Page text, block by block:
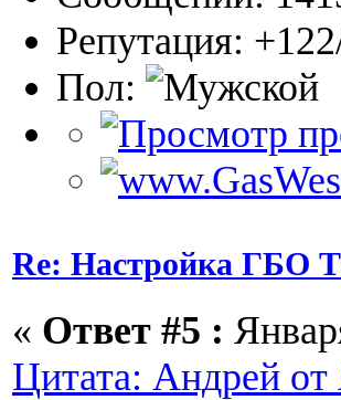
Репутация:
Пол:
Re: Настройка ГБО
« Ответ #5 :
Цитата: Андрей